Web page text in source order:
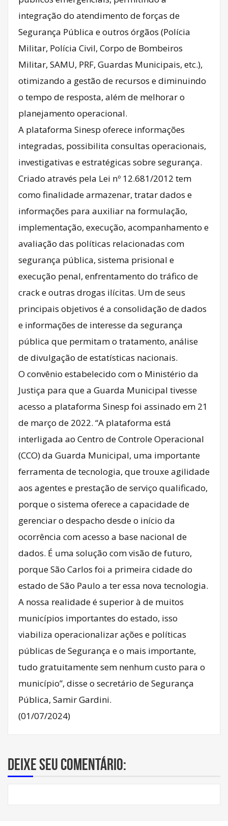
integração do atendimento de forças de
Segurança Pública e outros órgãos (Polícia
Militar, Polícia Civil, Corpo de Bombeiros
Militar, SAMU, PRF, Guardas Municipais, etc.),
otimizando a gestão de recursos e diminuindo
o tempo de resposta, além de melhorar o
planejamento operacional.
A plataforma Sinesp oferece informações
integradas, possibilita consultas operacionais,
investigativas e estratégicas sobre segurança.
Criado através pela Lei nº 12.681/2012 tem
como finalidade armazenar, tratar dados e
informações para auxiliar na formulação,
implementação, execução, acompanhamento e
avaliação das políticas relacionadas com
segurança pública, sistema prisional e
execução penal, enfrentamento do tráfico de
crack e outras drogas ilícitas. Um de seus
principais objetivos é a consolidação de dados
e informações de interesse da segurança
pública que permitam o tratamento, análise
de divulgação de estatísticas nacionais.
O convênio estabelecido com o Ministério da
Justiça para que a Guarda Municipal tivesse
acesso a plataforma Sinesp foi assinado em 21
de março de 2022. “A plataforma está
interligada ao Centro de Controle Operacional
(CCO) da Guarda Municipal, uma importante
ferramenta de tecnologia, que trouxe agilidade
aos agentes e prestação de serviço qualificado,
porque o sistema oferece a capacidade de
gerenciar o despacho desde o início da
ocorrência com acesso a base nacional de
dados. É uma solução com visão de futuro,
porque São Carlos foi a primeira cidade do
estado de São Paulo a ter essa nova tecnologia.
A nossa realidade é superior à de muitos
municípios importantes do estado, isso
viabiliza operacionalizar ações e políticas
públicas de Segurança e o mais importante,
tudo gratuitamente sem nenhum custo para o
município”, disse o secretário de Segurança
Pública, Samir Gardini.
(01/07/2024)
Deixe seu comentário: